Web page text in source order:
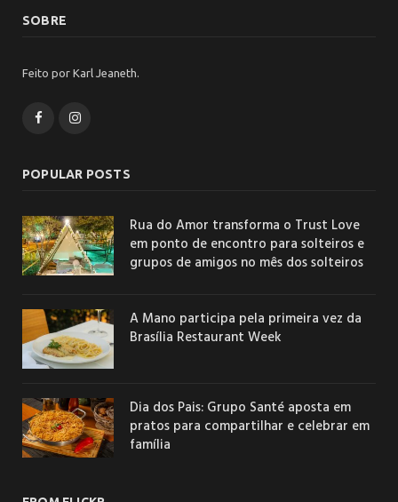
SOBRE
Feito por Karl Jeaneth.
FacebookInstagram
POPULAR POSTS
Rua do Amor transforma o Trust Love
em ponto de encontro para solteiros e
grupos de amigos no mês dos solteiros
A Mano participa pela primeira vez da
Brasília Restaurant Week
Dia dos Pais: Grupo Santé aposta em
pratos para compartilhar e celebrar em
família